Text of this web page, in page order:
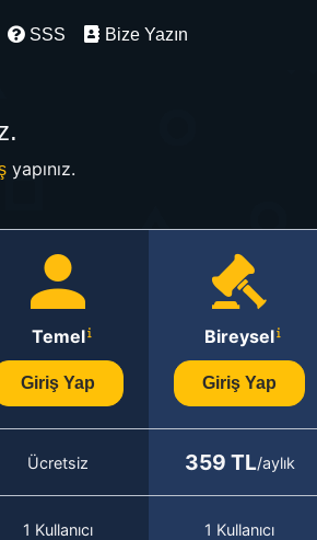
SSS Bize Yazın
yapınız.
Temel
Giriş Yap
Bireysel
Giriş Yap
Ücretsiz 359 TL/aylık
1 Kullanıcı 1 Kullanıcı